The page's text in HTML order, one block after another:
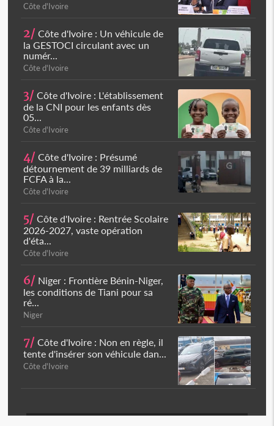
Côte d'Ivoire
2/ Côte d'Ivoire : Un véhicule de
la GESTOCI circulant avec un
numér...
Côte d'Ivoire
3/ Côte d'Ivoire : L'établissement
de la CNI pour les enfants dès
05...
Côte d'Ivoire
4/ Côte d'Ivoire : Présumé
détournement de 39 milliards de
FCFA à la...
Côte d'Ivoire
5/ Côte d'Ivoire : Rentrée Scolaire
2026-2027, vaste opération
d'éta...
Côte d'Ivoire
6/ Niger : Frontière Bénin-Niger,
les conditions de Tiani pour sa
ré...
Niger
7/ Côte d'Ivoire : Non en règle, il
tente d'insérer son véhicule dan...
Côte d'Ivoire